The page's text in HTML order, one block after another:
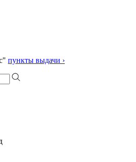
пункты выдачи ›